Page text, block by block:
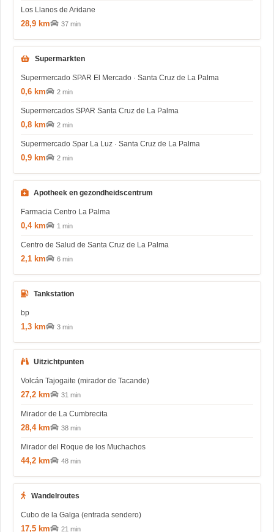
Los Llanos de Aridane
28,9 km 37 min
Supermarkten
Supermercado SPAR El Mercado · Santa Cruz de La Palma
0,6 km 2 min
Supermercados SPAR Santa Cruz de La Palma
0,8 km 2 min
Supermercado Spar La Luz · Santa Cruz de La Palma
0,9 km 2 min
Apotheek en gezondheidscentrum
Farmacia Centro La Palma
0,4 km 1 min
Centro de Salud de Santa Cruz de La Palma
2,1 km 6 min
Tankstation
bp
1,3 km 3 min
Uitzichtpunten
Volcán Tajogaite (mirador de Tacande)
27,2 km 31 min
Mirador de La Cumbrecita
28,4 km 38 min
Mirador del Roque de los Muchachos
44,2 km 48 min
Wandelroutes
Cubo de la Galga (entrada sendero)
17,5 km 21 min